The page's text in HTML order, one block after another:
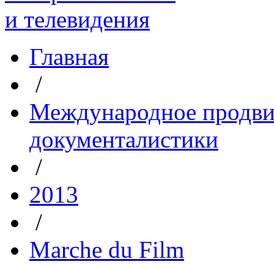
Главная
/
Международное
документалистики
/
2013
/
Marche du Film